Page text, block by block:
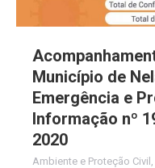
Município de
Emergência e
Informação nº
2020
Ambiente e Proteção Civil